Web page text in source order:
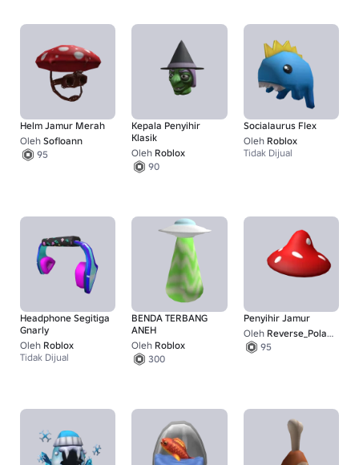
Helm Jamur Merah
Oleh Sofloann
95
Kepala Penyihir
Klasik
Oleh Roblox
90
Socialaurus Flex
Oleh Roblox
Tidak Dijual
Headphone Segitiga
Gnarly
Oleh Roblox
Tidak Dijual
BENDA TERBANG
ANEH
Oleh Roblox
300
Penyihir Jamur
Oleh Reverse_Polarity
95